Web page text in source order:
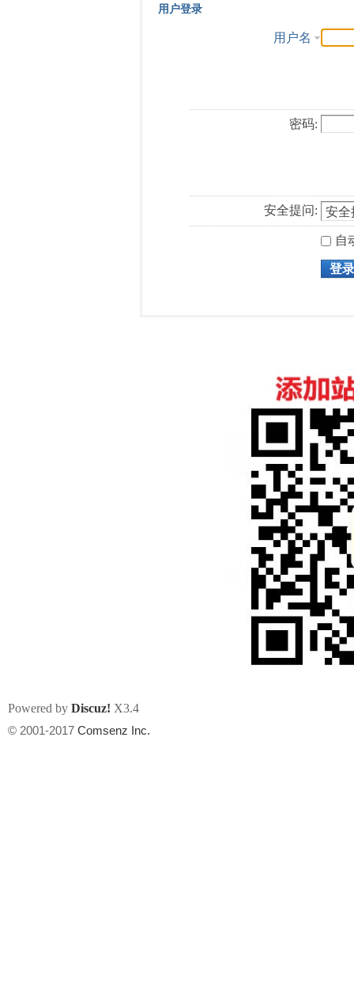
用户登录
用户名
密码:
安全提问:
自
登录
Powered by Discuz! X3.4
© 2001-2017 Comsenz Inc.